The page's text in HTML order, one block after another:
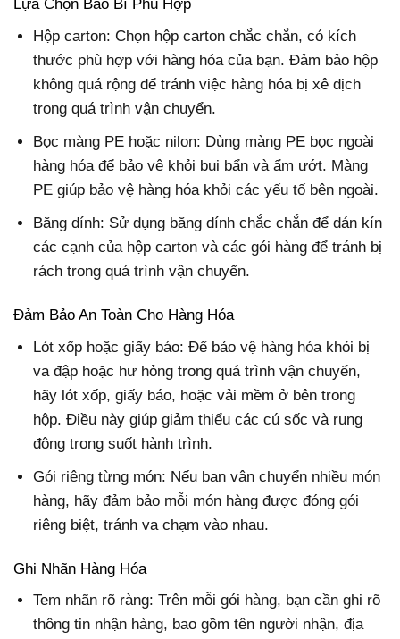
Lựa Chọn Bao Bì Phù Hợp
Hộp carton: Chọn hộp carton chắc chắn, có kích
thước phù hợp với hàng hóa của bạn. Đảm bảo hộp
không quá rộng để tránh việc hàng hóa bị xê dịch
trong quá trình vận chuyển.
Bọc màng PE hoặc nilon: Dùng màng PE bọc ngoài
hàng hóa để bảo vệ khỏi bụi bẩn và ẩm ướt. Màng
PE giúp bảo vệ hàng hóa khỏi các yếu tố bên ngoài.
Băng dính: Sử dụng băng dính chắc chắn để dán kín
các cạnh của hộp carton và các gói hàng để tránh bị
rách trong quá trình vận chuyển.
Đảm Bảo An Toàn Cho Hàng Hóa
Lót xốp hoặc giấy báo: Để bảo vệ hàng hóa khỏi bị
va đập hoặc hư hỏng trong quá trình vận chuyển,
hãy lót xốp, giấy báo, hoặc vải mềm ở bên trong
hộp. Điều này giúp giảm thiểu các cú sốc và rung
động trong suốt hành trình.
Gói riêng từng món: Nếu bạn vận chuyển nhiều món
hàng, hãy đảm bảo mỗi món hàng được đóng gói
riêng biệt, tránh va chạm vào nhau.
Ghi Nhãn Hàng Hóa
Tem nhãn rõ ràng: Trên mỗi gói hàng, bạn cần ghi rõ
thông tin nhận hàng, bao gồm tên người nhận, địa